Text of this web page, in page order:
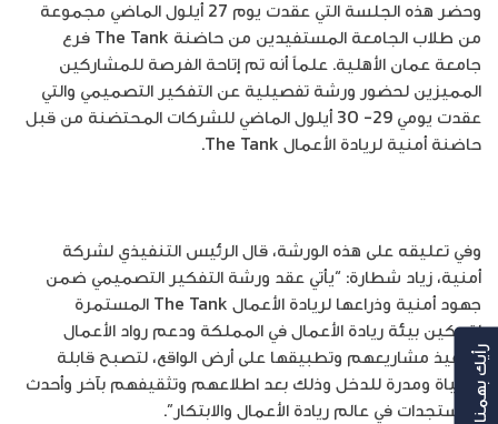
وحضر هذه الجلسة التي عقدت يوم 27 أيلول الماضي مجموعة
من طلاب الجامعة المستفيدين من حاضنة The Tank فرع
جامعة عمان الأهلية. علماً أنه تم إتاحة الفرصة للمشاركين
المميزين لحضور ورشة تفصيلية عن التفكير التصميمي والتي
عقدت يومي 29- 30 أيلول الماضي للشركات المحتضنة من قبل
حاضنة أمنية لريادة الأعمال The Tank.
وفي تعليقه على هذه الورشة، قال الرئيس التنفيذي لشركة
أمنية، زياد شطارة: “يأتي عقد ورشة التفكير التصميمي ضمن
جهود أمنية وذراعها لريادة الأعمال The Tank المستمرة
لتمكين بيئة ريادة الأعمال في المملكة ودعم رواد الأعمال
لتنفيذ مشاريعهم وتطبيقها على أرض الواقع، لتصبح قابلة
للحياة ومدرة للدخل وذلك بعد اطلاعهم وتثقيفهم بآخر وأحدث
المستجدات في عالم ريادة الأعمال والابتكار”.رأيك بهمنا